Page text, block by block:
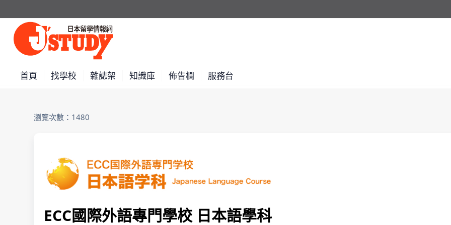
首頁 找學校 雜誌架 知識庫 佈告欄 服務台
瀏覽次數：1480
ECC國際外語專門學校 日本語學科